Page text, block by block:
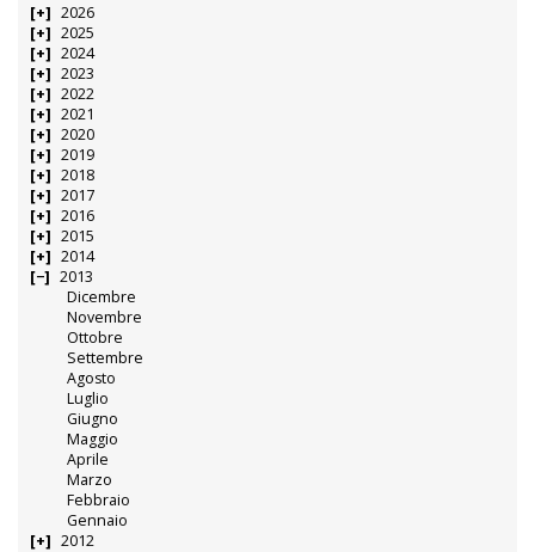
2026
2025
2024
2023
2022
2021
2020
2019
2018
2017
2016
2015
2014
2013
Dicembre
Novembre
Ottobre
Settembre
Agosto
Luglio
Giugno
Maggio
Aprile
Marzo
Febbraio
Gennaio
2012